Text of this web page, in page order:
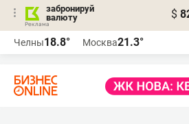
забронируй
валюту
$
Челны18.8° Москва21.3°